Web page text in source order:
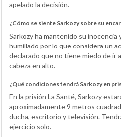
apelado la decisión.
¿Cómo se siente Sarkozy sobre su
Sarkozy ha mantenido su
humillado por lo que considera un
declarado que no tiene miedo de ir
cabeza en alto.
¿Qué condiciones tendrá Sarkozy en
En la prisión La Santé, Sarkozy
aproximadamente 9 metros
ducha, escritorio y televisión.
ejercicio solo.